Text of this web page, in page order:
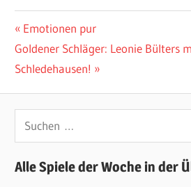
Beitragsnavigation
Vorheriger
Beitrag:
Emotionen pur
Nächster
Beitrag:
Goldener Schläger: Leonie Bülters
Schledehausen!
Suchen
nach:
Alle Spiele der Woche in der